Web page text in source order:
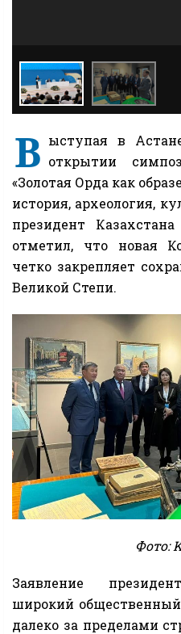
В ыступая в
открытии
«Золотая Орда как
история, археология,
президент
отметил, что новая
четко закрепляет
Великой Степи.
Фото:
Заявление
широкий
далеко за пределами